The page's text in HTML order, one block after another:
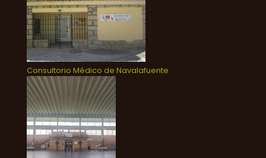
Consultorio Médico de Navalafuente